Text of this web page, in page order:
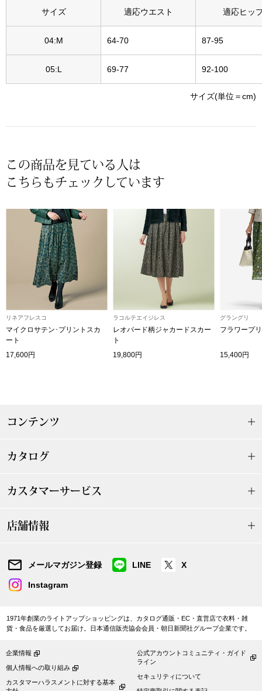
ズ
ルメールオマージュウオッチ
ランド
集
すべて見る
ネックレス
ブレスレット
マフラー／ス
スカーフ／ス
ベルト
おすすめブラ
サイズ 適応ウエスト 適応ヒッ
04:M 64-70 87-95
05:L 69-77 92-100
サイズ(単位＝cm)
この商品を見ている人は
こちらもチェックしています
リネアフレスコ
マイクロサテン･プリントスカ
ート
17,600円
ラコルテエイジレス
レオパード柄ジャカードスカー
ト
19,800円
グラングリ
フラワープ
15,400円
コンテンツ
カタログ
カスタマーサービス
店舗情報
メールマガジン登録 LINE X
Instagram
1971年創業のライトアップショッピングは、カタログ通販・EC・直営店で衣料・雑
貨・食品を厳選してお届け。日本通信販売協会会員・朝日新聞社グループ企業です。
企業情報
個人情報への取り組み
カスタマーハラスメントに対する基本
公式アカウントコミュニティ・ガイド
ライン
セキュリティについて